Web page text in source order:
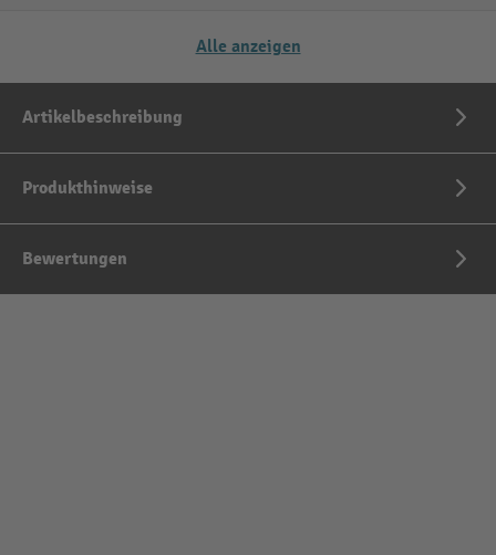
Alle anzeigen
Artikelbeschreibung
Produkthinweise
Bewertungen